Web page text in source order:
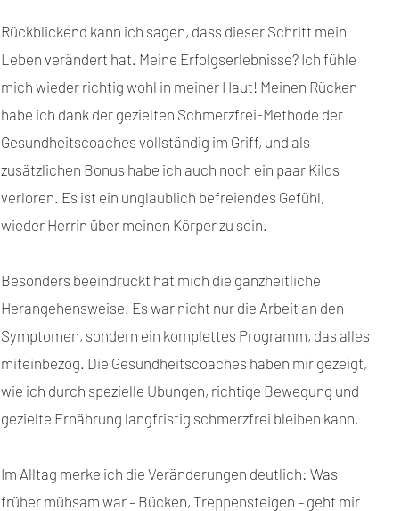
Rückblickend kann ich sagen, dass dieser Schritt mein
Leben verändert hat. Meine Erfolgserlebnisse? Ich fühle
mich wieder richtig wohl in meiner Haut! Meinen Rücken
habe ich dank der gezielten Schmerzfrei-Methode der
Gesundheitscoaches vollständig im Griff, und als
zusätzlichen Bonus habe ich auch noch ein paar Kilos
verloren. Es ist ein unglaublich befreiendes Gefühl,
wieder Herrin über meinen Körper zu sein.
Besonders beeindruckt hat mich die ganzheitliche
Herangehensweise. Es war nicht nur die Arbeit an den
Symptomen, sondern ein komplettes Programm, das alles
miteinbezog. Die Gesundheitscoaches haben mir gezeigt,
wie ich durch spezielle Übungen, richtige Bewegung und
gezielte Ernährung langfristig schmerzfrei bleiben kann.
Im Alltag merke ich die Veränderungen deutlich: Was
früher mühsam war – Bücken, Treppensteigen – geht mir